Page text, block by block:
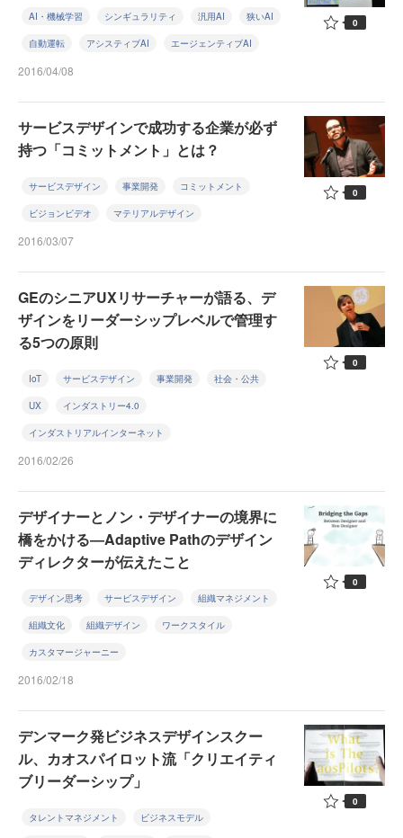
AI・機械学習 シンギュラリティ 汎用AI 狭いAI
自動運転 アシスティブAI エージェンティブAI
2016/04/08
0
サービスデザインで成功する企業が必ず
持つ「コミットメント」とは？
サービスデザイン 事業開発 コミットメント
ビジョンビデオ マテリアルデザイン
2016/03/07
0
GEのシニアUXリサーチャーが語る、デ
ザインをリーダーシップレベルで管理す
る5つの原則
IoT サービスデザイン 事業開発 社会・公共
UX インダストリー4.0
インダストリアルインターネット
2016/02/26
0
デザイナーとノン・デザイナーの境界に
橋をかける―Adaptive Pathのデザイン
ディレクターが伝えたこと
デザイン思考 サービスデザイン 組織マネジメント
組織文化 組織デザイン ワークスタイル
カスタマージャーニー
2016/02/18
0
デンマーク発ビジネスデザインスクー
ル、カオスパイロット流「クリエイティ
ブリーダーシップ」
タレントマネジメント ビジネスモデル
0